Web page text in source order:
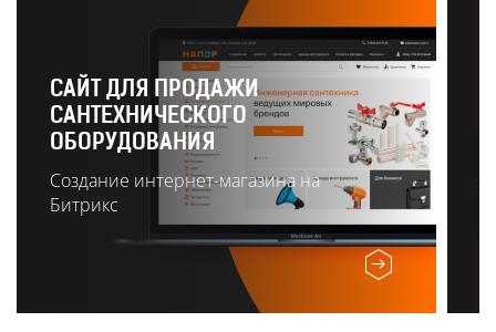
САЙТ ДЛЯ ПРОДАЖИ
САНТЕХНИЧЕСКОГО
ОБОРУДОВАНИЯ
Создание интернет-магазина на
Битрикс